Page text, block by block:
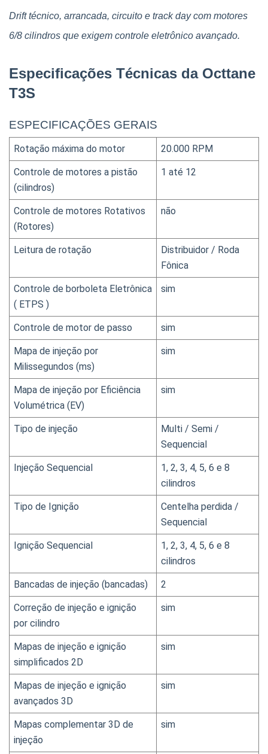
Drift técnico, arrancada, circuito e track day com motores
6/8 cilindros que exigem controle eletrônico avançado.
Especificações Técnicas da Octtane
T3S
ESPECIFICAÇÕES GERAIS
Rotação máxima do motor 20.000 RPM
Controle de motores a pistão
(cilindros)
1 até 12
Controle de motores Rotativos
(Rotores)
não
Leitura de rotação
Distribuidor / Roda
Fônica
Controle de borboleta Eletrônica
( ETPS )
sim
Controle de motor de passo sim
Mapa de injeção por
Milissegundos (ms)
sim
Mapa de injeção por Eficiência
Volumétrica (EV)
sim
Tipo de injeção
Multi / Semi /
Sequencial
Injeção Sequencial
1, 2, 3, 4, 5, 6 e 8
cilindros
Tipo de Ignição
Centelha perdida /
Sequencial
Ignição Sequencial
1, 2, 3, 4, 5, 6 e 8
cilindros
Bancadas de injeção (bancadas) 2
Correção de injeção e ignição
por cilindro
sim
Mapas de injeção e ignição
simplificados 2D
sim
Mapas de injeção e ignição
avançados 3D
sim
Mapas complementar 3D de
injeção
sim